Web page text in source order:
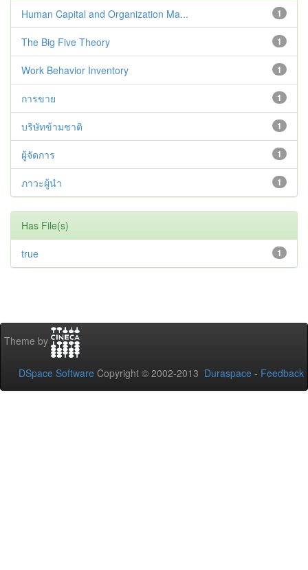
1
Human Capital and Organization Ma...
1
The Big Five Theory
1
Work Behavior Inventory
1
การขาย
1
บริษัทข้ามชาติ
1
ผู้จัดการ
1
ภาวะผู้นำ
Has File(s)
1
true
Theme by
DSpace Software Copyright © 2002-2013 Duraspace - Feedback